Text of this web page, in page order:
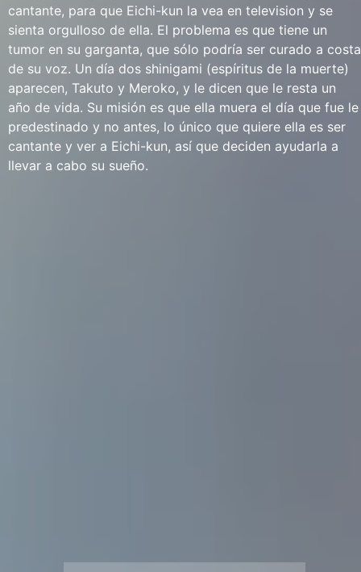
cantante, para que Eichi-kun la vea en television y se
sienta orgulloso de ella. El problema es que tiene un
tumor en su garganta, que sólo podría ser curado a costa
de su voz. Un día dos shinigami (espíritus de la muerte)
aparecen, Takuto y Meroko, y le dicen que le resta un
año de vida. Su misión es que ella muera el día que fue le
predestinado y no antes, lo único que quiere ella es ser
cantante y ver a Eichi-kun, así que deciden ayudarla a
llevar a cabo su sueño.